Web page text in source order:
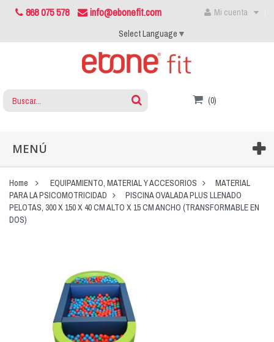
868 075 578 info@ebonefit.com
Mi cuenta
Select Language ▼
(0)
MENÚ
Home EQUIPAMIENTO, MATERIAL Y ACCESORIOS
MATERIAL
PARA LA PSICOMOTRICIDAD
PISCINA OVALADA PLUS LLENADO
PELOTAS, 300 X 150 X 40 CM ALTO X 15 CM ANCHO (TRANSFORMABLE EN
DOS)